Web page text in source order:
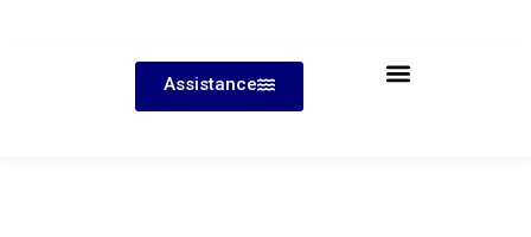
Assistance